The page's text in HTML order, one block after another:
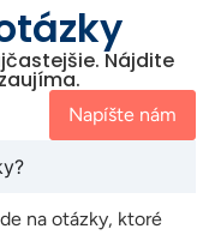
Nájdite
Napíšte nám
na otázky, ktoré